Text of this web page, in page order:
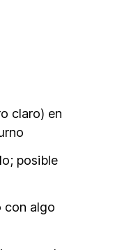
claro) en
posible
con algo